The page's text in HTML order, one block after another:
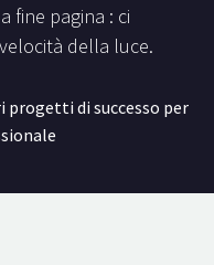
fine pagina : ci
della luce.
di successo per